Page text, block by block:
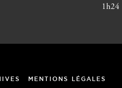
1h24
MENTIONS LÉGALES